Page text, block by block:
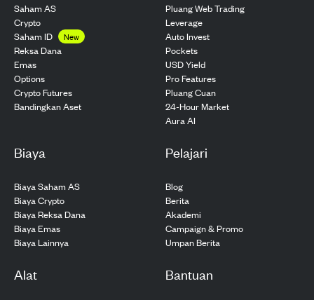
Saham AS
Crypto
Saham ID
New
Reksa Dana
Emas
Options
Crypto Futures
Bandingkan Aset
Pluang Web Trading
Leverage
Auto Invest
Pockets
USD Yield
Pro Features
Pluang Cuan
24-Hour Market
Aura AI
Biaya
Biaya Saham AS
Biaya Crypto
Biaya Reksa Dana
Biaya Emas
Biaya Lainnya
Pelajari
Blog
Berita
Akademi
Campaign & Promo
Umpan Berita
Alat Bantuan